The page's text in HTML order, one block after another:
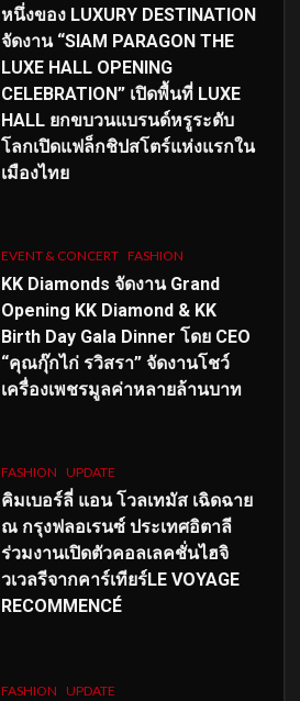
หนึ่งของ LUXURY DESTINATION
จัดงาน “SIAM PARAGON THE
LUXE HALL OPENING
CELEBRATION” เปิดพื้นที่ LUXE
HALL ยกขบวนแบรนด์หรูระดับ
โลกเปิดแฟล็กชิปสโตร์แห่งแรกใน
เมืองไทย
EVENT & CONCERT FASHION
KK Diamonds จัดงาน Grand
Opening KK Diamond & KK
Birth Day Gala Dinner โดย CEO
“คุณกุ๊กไก่ รวิสรา” จัดงานโชว์
เครื่องเพชรมูลค่าหลายล้านบาท
FASHION UPDATE
คิมเบอร์ลี่ แอน โวลเทมัส เฉิดฉาย
ณ กรุงฟลอเรนซ์ ประเทศอิตาลี
ร่วมงานเปิดตัวคอลเลคชั่นไฮจิ
วเวลรีจากคาร์เทียร์LE VOYAGE
RECOMMENCÉ
FASHION UPDATE